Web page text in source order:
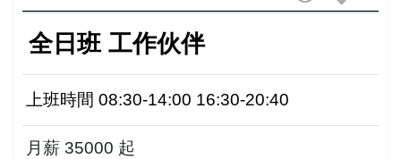
全日班 工作伙伴
上班時間 08:30-14:00 16:30-20:40
月薪 35000 起